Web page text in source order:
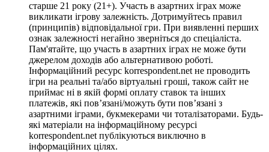
старше 21 року (21+). Участь в азартних іграх може
викликати ігрову залежність. Дотримуйтесь правил
(принципів) відповідальної гри. При виявленні перших
ознак залежності негайно зверніться до спеціаліста.
Пам'ятайте, що участь в азартних іграх не може бути
джерелом доходів або альтернативою роботі.
Інформаційний ресурс korrespondent.net не проводить
ігри на реальні та/або віртуальні гроші, також сайт не
приймає ні в якій формі оплату ставок та інших
платежів, які пов’язані/можуть бути пов’язані з
азартними іграми, букмекерами чи тоталізаторами. Будь-
які матеріали на інформаційному ресурсі
korrespondent.net публікуються виключно в
інформаційних цілях.